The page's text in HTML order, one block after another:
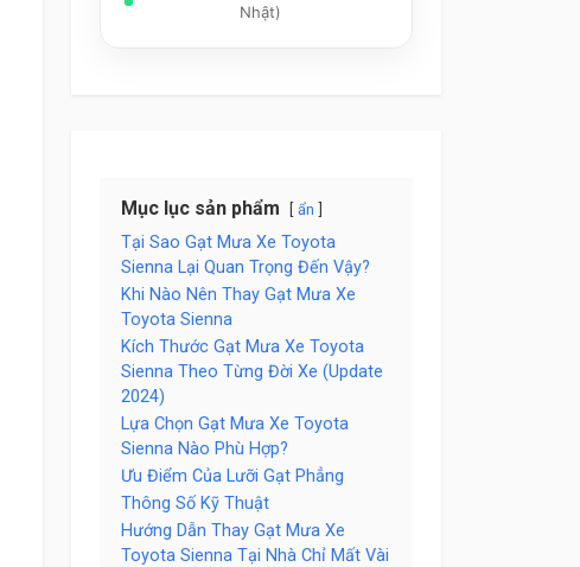
Nhật)
Mục lục sản phẩm ẩn
Tại Sao Gạt Mưa Xe Toyota
Sienna Lại Quan Trọng Đến Vậy?
Khi Nào Nên Thay Gạt Mưa Xe
Toyota Sienna
Kích Thước Gạt Mưa Xe Toyota
Sienna Theo Từng Đời Xe (Update
2024)
Lựa Chọn Gạt Mưa Xe Toyota
Sienna Nào Phù Hợp?
Ưu Điểm Của Lưỡi Gạt Phẳng
Thông Số Kỹ Thuật
Hướng Dẫn Thay Gạt Mưa Xe
Toyota Sienna Tại Nhà Chỉ Mất Vài